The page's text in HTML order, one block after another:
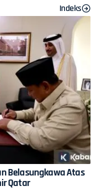
Indeks
Belasungkawa Atas
Qatar